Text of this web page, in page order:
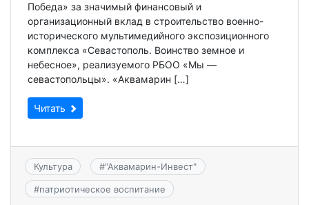
Победа» за значимый финансовый и
организационный вклад в строительство военно-
исторического мультимедийного экспозиционного
комплекса «Севастополь. Воинство земное и
небесное», реализуемого РБОО «Мы —
севастопольцы». «Аквамарин […]
Читать
Культура #"Аквамарин-Инвест"
#патриотическое воспитание